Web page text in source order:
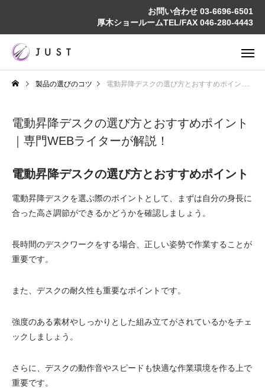
お問い合わせ 03-6696-6501
厚木ショールームTEL/FAX 046-280-4443
電動昇降洗面台
製品の選びのコツ 電動昇降デスクの選び方とおすすめポイント｜専門WEBライターが解説！
電動昇降デスクの選び方とおすすめポイント
｜専門WEBライターが解説！
電動昇降デスクの選び方とおすすめポイント
電動昇降デスクを選ぶ際のポイントとして、まずは自分の身長に
合った高さ調節ができるかどうかを確認しましょう。
長時間のデスクワークをする場合、正しい姿勢で作業することが
重要です。
また、デスクの耐久性も重要なポイントです。
強度のある素材やしっかりとした組み立てがされているかをチェ
ックしましょう。
さらに、デスクの動作音やスピードも快適な作業環境を作る上で
重要です。